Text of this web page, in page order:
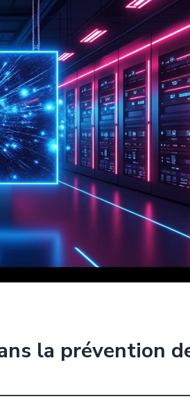
la prévention